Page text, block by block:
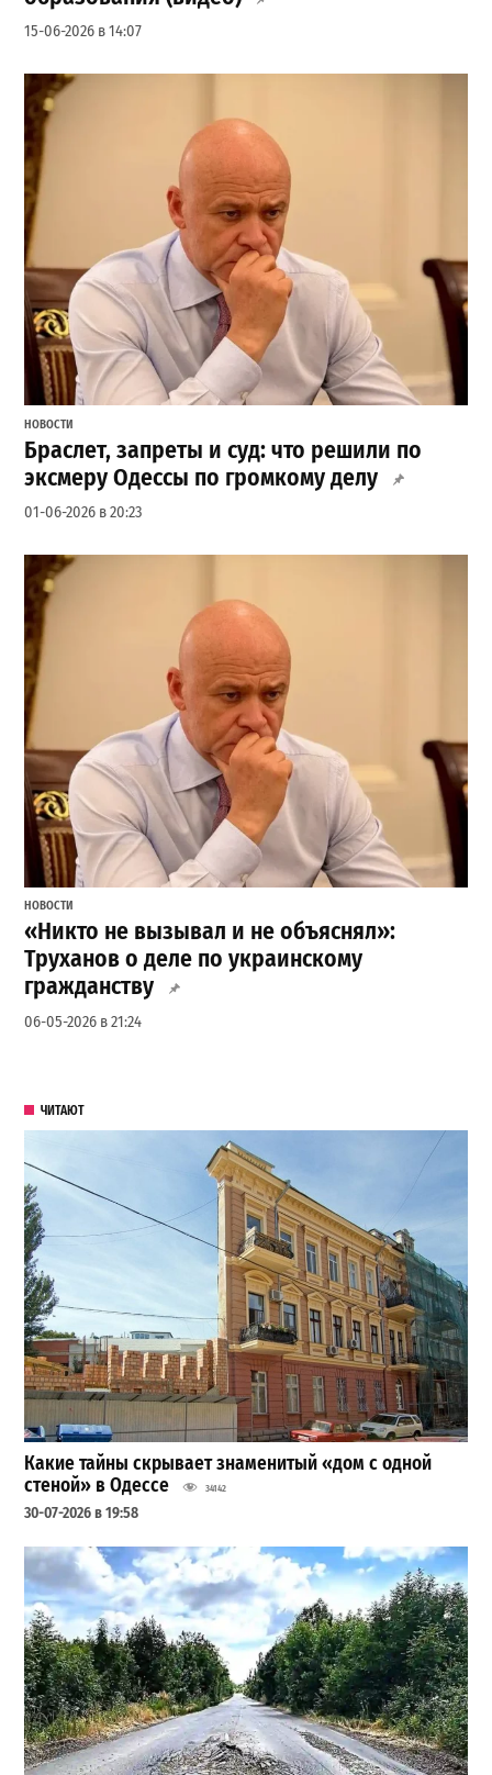
15-06-2026 в 14:07
НОВОСТИ
Браслет, запреты и суд: что решили по
эксмеру Одессы по громкому делу
01-06-2026 в 20:23
НОВОСТИ
«Никто не вызывал и не объяснял»:
Труханов о деле по украинскому
гражданству
06-05-2026 в 21:24
ЧИТАЮТ
Какие тайны скрывает знаменитый «дом с одной
стеной» в Одессе
34142
30-07-2026 в 19:58